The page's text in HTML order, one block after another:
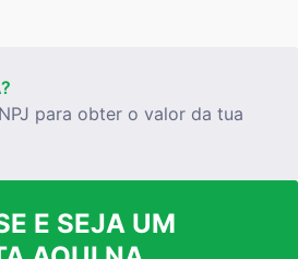
para obter o valor da tua
E SEJA UM